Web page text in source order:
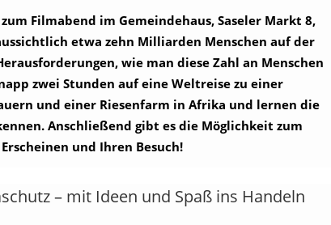
Filmabend im Gemeindehaus, Saseler Markt 8,
etwa zehn Milliarden Menschen auf der
wie man diese Zahl an Menschen
zwei Stunden auf eine Weltreise zu einer
und einer Riesenfarm in Afrika und lernen die
Anschließend gibt es die Möglichkeit zum
und Ihren Besuch!
– mit Ideen und Spaß ins Handeln